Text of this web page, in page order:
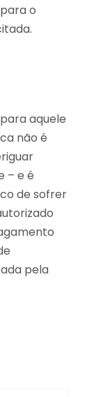
o
aquele
não é
– e é
de sofrer
pela